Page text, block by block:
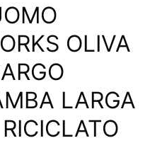
OLIVA
LARGA